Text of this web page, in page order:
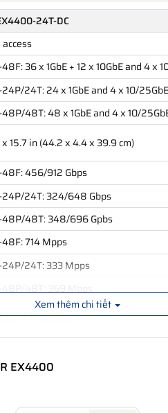
24T-DC
access
36 x 1GbE + 12 x 10GbE and 4 x
24T: 24 x 1GbE and 4 x 10/
48T: 48 x 1GbE and 4 x 10/
x 15.7 in (44.2 x 4.4 x 39.9 cm)
456/912 Gbps
24T: 324/648 Gbps
48T: 348/696 Gpbs
714 Mpps
24T: 333 Mpps
48P/48T: 369 Mpps
4 multicast)
Xem thêm chi tiết
EX4400